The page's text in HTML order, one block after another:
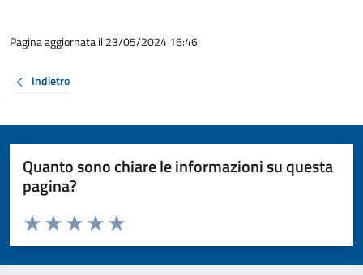
Pagina aggiornata il 23/05/2024 16:46
Indietro
Quanto sono chiare le informazioni su questa
pagina?
Valuta da 1 a 5 stelle la pagina
Valuta 5 stelle su 5
Valuta 4 stelle su 5
Valuta 3 stelle su 5
Valuta 2 stelle su 5
Valuta 1 stelle su 5